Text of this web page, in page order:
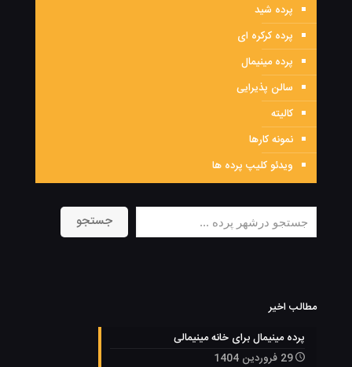
پرده شید
پرده کرکره ای
پرده مینیمال
سالن پذیرایی
کالیته
نمونه کارها
ویدئو کلیپ پرده ها
جستجو جستجو
مطالب اخیر
پرده مینیمال برای خانه مینیمالی
29 فروردین 1404